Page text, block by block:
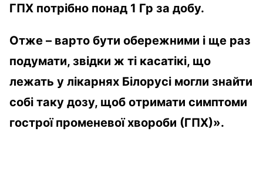
ГПХ потрібно понад 1 Гр за добу.
Отже – варто бути обережними і ще раз
подумати, звідки ж ті касатікі, що
лежать у лікарнях Білорусі могли знайти
собі таку дозу, щоб отримати симптоми
гострої променевої хвороби (ГПХ)».